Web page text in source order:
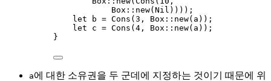
Box :: new(Nil))));
let
b = Cons (3 , Box :: new( a ));
let
c = Cons (4 , Box :: new( a ));
}
a에 대한 소유권을 두 군데에 지정하는 것이기 때문에 위